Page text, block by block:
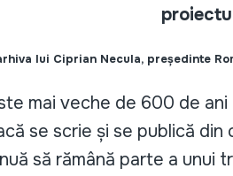
lui Ciprian Necula, președinte
mai veche de 600 de ani
se scrie și se publică din
să rămână parte a unui